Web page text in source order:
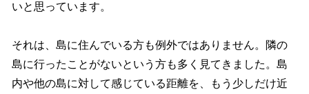
いと思っています。
それは、島に住んでいる方も例外ではありません。隣の
島に行ったことがないという方も多く見てきました。島
内や他の島に対して感じている距離を、もう少しだけ近